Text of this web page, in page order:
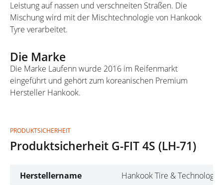
Leistung auf nassen und verschneiten Straßen. Die
Mischung wird mit der Mischtechnologie von Hankook
Tyre verarbeitet.
Die Marke
Die Marke Laufenn wurde 2016 im Reifenmarkt
eingeführt und gehört zum koreanischen Premium
Hersteller Hankook.
PRODUKTSICHERHEIT
Produktsicherheit G-FIT 4S (LH-71)
Herstellername
Hankook Tire & Technology